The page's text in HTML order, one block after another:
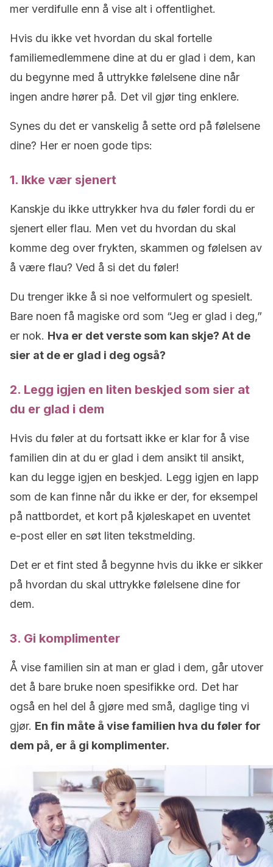
mer verdifulle enn å vise alt i offentlighet.
Hvis du ikke vet hvordan du skal fortelle
familiemedlemmene dine at du er glad i dem, kan
du begynne med å uttrykke følelsene dine når
ingen andre hører på. Det vil gjør ting enklere.
Synes du det er vanskelig å sette ord på følelsene
dine? Her er noen gode tips:
1. Ikke vær sjenert
Kanskje du ikke uttrykker hva du føler fordi du er
sjenert eller flau. Men vet du hvordan du skal
komme deg over frykten, skammen og følelsen av
å være flau? Ved å si det du føler!
Du trenger ikke å si noe velformulert og spesielt.
Bare noen få magiske ord som “Jeg er glad i deg,”
er nok. Hva er det verste som kan skje? At de
sier at de er glad i deg også?
2. Legg igjen en liten beskjed som sier at
du er glad i dem
Hvis du føler at du fortsatt ikke er klar for å vise
familien din at du er glad i dem ansikt til ansikt,
kan du legge igjen en beskjed. Legg igjen en lapp
som de kan finne når du ikke er der, for eksempel
på nattbordet, et kort på kjøleskapet en uventet
e-post eller en søt liten tekstmelding.
Det er et fint sted å begynne hvis du ikke er sikker
på hvordan du skal uttrykke følelsene dine for
dem.
3. Gi komplimenter
Å vise familien sin at man er glad i dem, går utover
det å bare bruke noen spesifikke ord. Det har
også en hel del å gjøre med små, daglige ting vi
gjør. En fin måte å vise familien hva du føler for
dem på, er å gi komplimenter.